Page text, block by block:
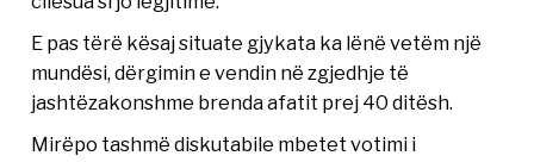
E pas tërë kësaj situate gjykata ka lënë vetëm një
mundësi, dërgimin e vendin në zgjedhje të
jashtëzakonshme brenda afatit prej 40 ditësh.
Mirëpo tashmë diskutabile mbetet votimi i